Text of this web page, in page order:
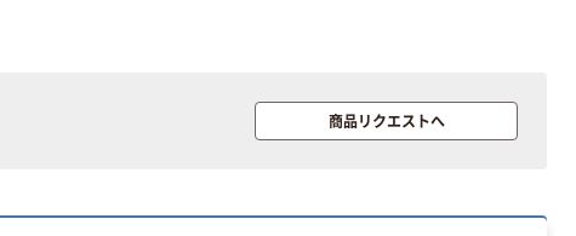
商品リクエストへ